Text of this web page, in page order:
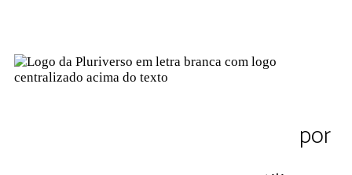
por
Pluriverso Coletivo de serviços em